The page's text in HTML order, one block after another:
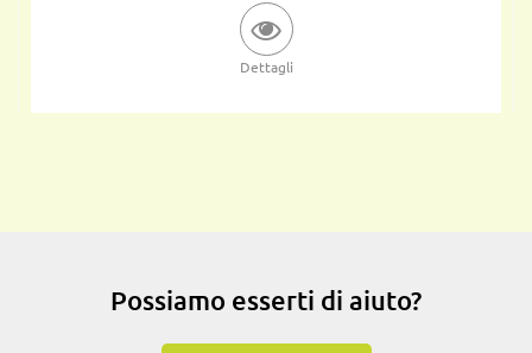
Dettagli
Possiamo esserti di aiuto?